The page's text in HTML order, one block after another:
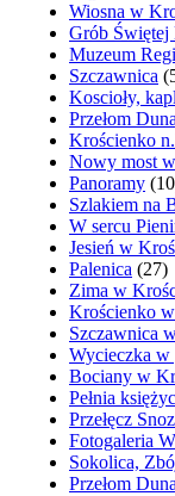
Wiosna w
Grób Świętej
Muzeum
Szczawnica
Koscioły,
Przełom
Krościenko
Nowy most
Panoramy
Szlakiem na
W sercu
Jesień w
Palenica (27)
Zima w
Krościenko
Szczawnica
Wycieczka w
Bociany w
Pełnia
Przełęcz
Fotogaleria
Sokolica,
Przełom